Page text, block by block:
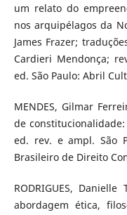
um relato do
nos arquipélagos da
James Frazer;
Cardieri Mendonça;
ed. São Paulo: Abril
MENDES, Gilmar
de
ed. rev. e ampl. São
Brasileiro de Direito
RODRIGUES,
abordagem ética,